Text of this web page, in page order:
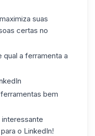
suas
certas no
a ferramenta a
bem
o LinkedIn!